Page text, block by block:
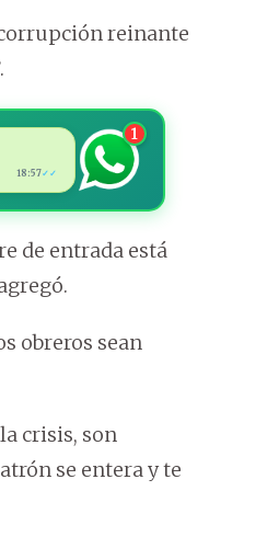
reinante
18:57✓✓
1
de entrada está
obreros sean
crisis, son
se entera y te